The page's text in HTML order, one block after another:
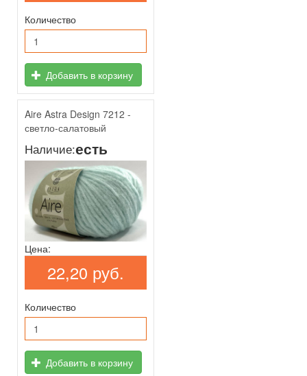
Количество
Добавить в корзину
Aire Astra Design 7212 -
светло-салатовый
Наличие:есть
Цена:
22,20 руб.
Количество
Добавить в корзину